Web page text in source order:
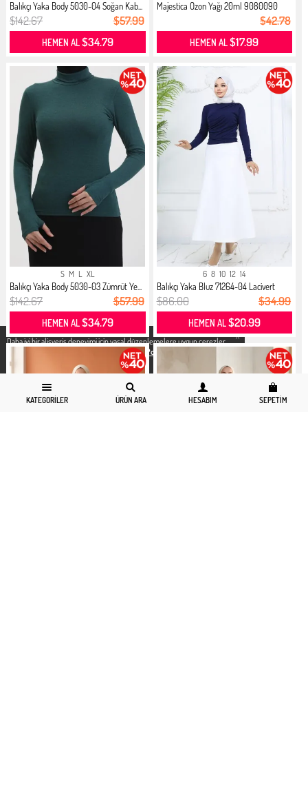
X
Daha iyi bir alisveris deneyimi icin yasal düzenlemelere uygun çerezler
Gizlilik ve Çerez Politikası
erişebilirsiniz.
KATEGORILER ÜRÜN ARA HESABIM SEPETIM
Balıkçı Yaka Body 5030-04 Soğan Kab...
$142.67 $57.99
HEMEN AL$34.79
Majestica Ozon Yağı 20ml 9080090
$42.78
HEMEN AL$17.99
S M L XL
Balıkçı Yaka Body 5030-03 Zümrüt Ye...
$142.67 $57.99
HEMEN AL$34.79
6 8 10 12 14
Balıkçı Yaka Bluz 71264-04 Lacivert
$86.00 $34.99
HEMEN AL$20.99